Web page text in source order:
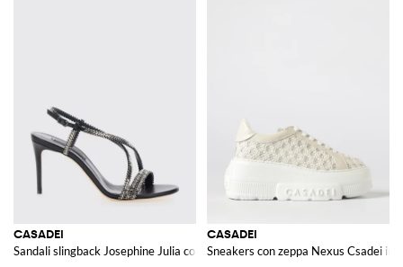
CASADEI
Sandali slingback Josephine Julia con strass e tacco a spillo
CASADEI
Sneakers con zeppa Nexus Csadei in